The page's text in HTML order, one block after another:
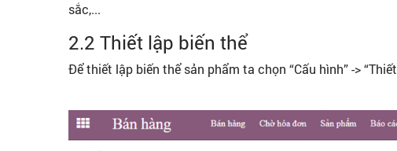
sắc,...
2.2 Thiết lập biến thể
Để thiết lập biến thể sản phẩm ta chọn “Cấu hình” ->